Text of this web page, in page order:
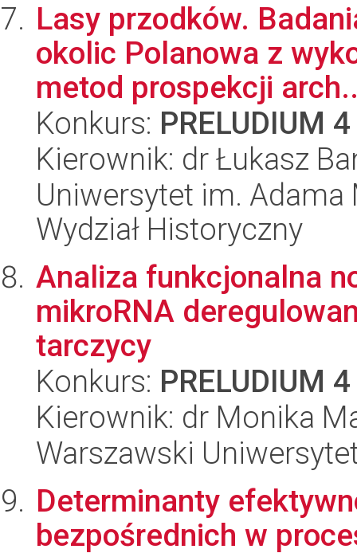
Lasy przodków.
okolic Polanowa z
metod prospekcji
Konkurs: PRELUDIUM 4
Kierownik: dr Łukasz
Uniwersytet im.
Wydział Historyczny
Analiza funkcjonalna
mikroRNA
tarczycy
Konkurs: PRELUDIUM 4
Kierownik: dr Monika
Warszawski
Determinanty
bezpośrednich w